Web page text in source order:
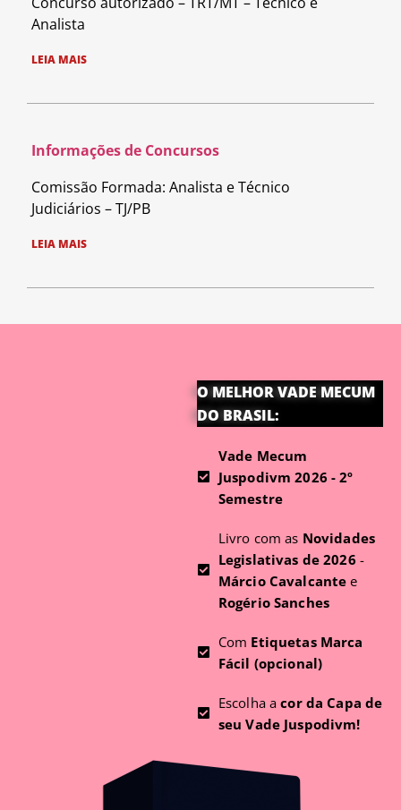
Analista
LEIA MAIS
Informações de Concursos
Comissão Formada: Analista e Técnico
Judiciários – TJ/PB
LEIA MAIS
O MELHOR VADE MECUM
DO BRASIL:
Vade Mecum
Juspodivm 2026 - 2º
Semestre
Livro com as Novidades
Legislativas de 2026 -
Márcio Cavalcante e
Rogério Sanches
Com Etiquetas Marca
Fácil (opcional)
Escolha acor da Capa de
seu Vade Juspodivm!